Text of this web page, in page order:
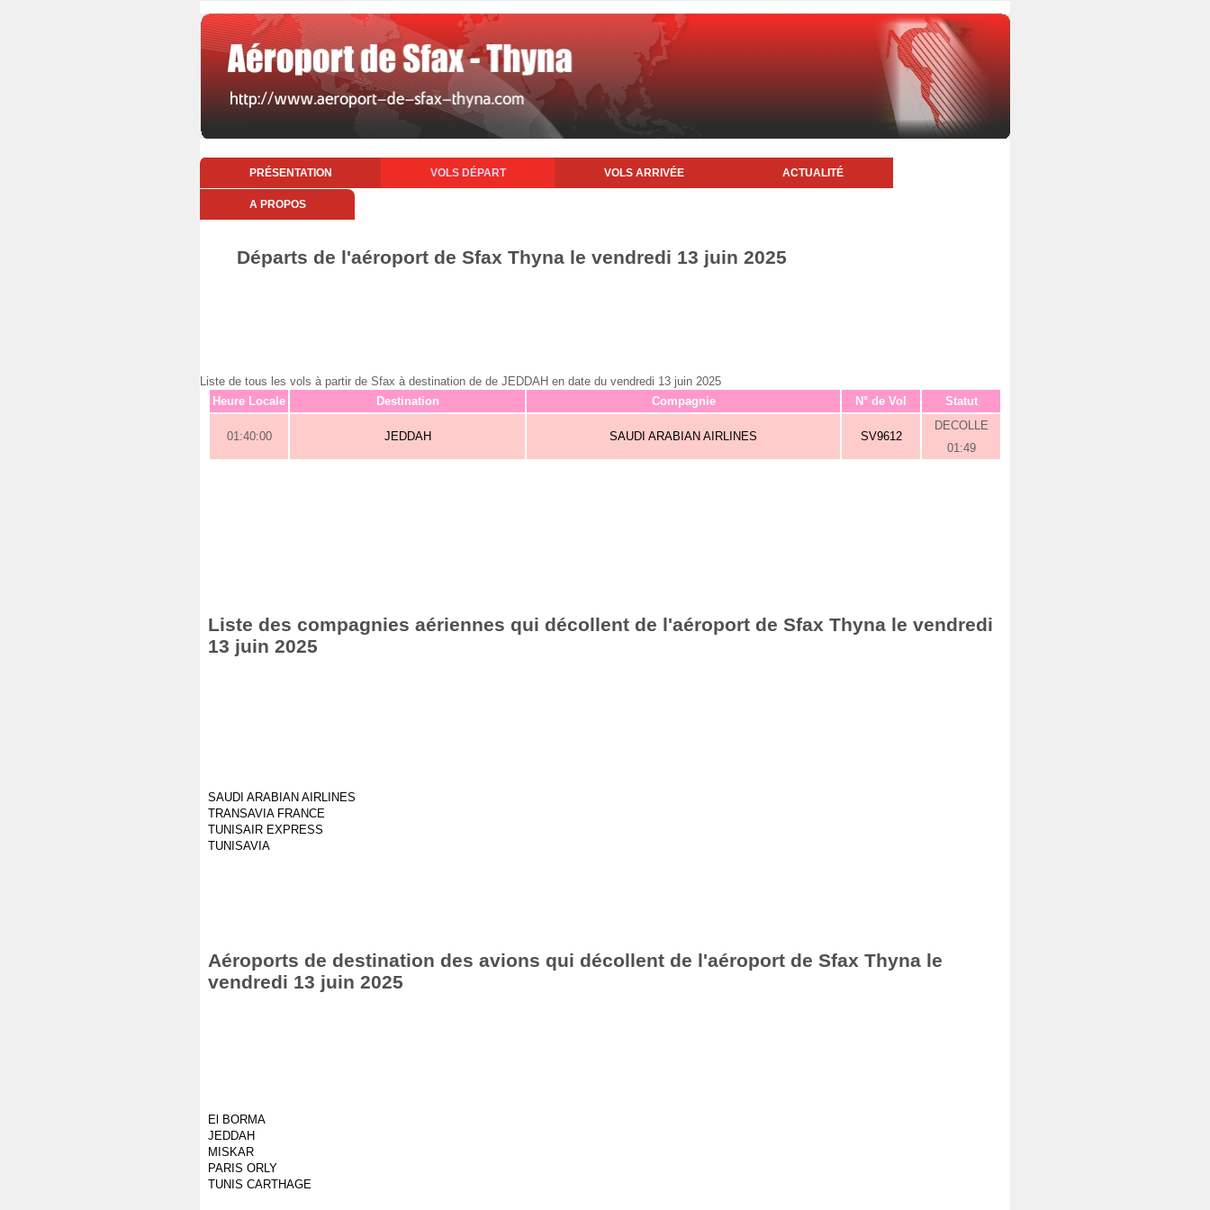
PRÉSENTATION VOLS DÉPART VOLS ARRIVÉE ACTUALITÉ
A PROPOS
Départs de l'aéroport de Sfax Thyna le vendredi 13 juin 2025
Liste de tous les vols à partir de Sfax à destination de de JEDDAH en date du vendredi 13 juin 2025
Heure Locale
Destination Compagnie N° de Vol Statut
01:40:00 JEDDAH SAUDI ARABIAN AIRLINES SV9612
DECOLLE
01:49
Liste des compagnies aériennes qui décollent de l'aéroport de Sfax Thyna le vendredi
13 juin 2025
SAUDI ARABIAN AIRLINES
TRANSAVIA FRANCE
TUNISAIR EXPRESS
TUNISAVIA
Aéroports de destination des avions qui décollent de l'aéroport de Sfax Thyna le
vendredi 13 juin 2025
El BORMA
JEDDAH
MISKAR
PARIS ORLY
TUNIS CARTHAGE